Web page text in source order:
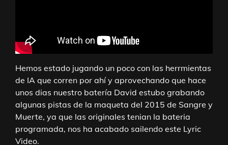
Hemos estado jugando un poco con las herrmientas
de IA que corren por ahí y aprovechando que hace
unos dias nuestro batería David estubo grabando
algunas pistas de la maqueta del 2015 de Sangre y
Muerte, ya que las originales tenian la bateria
programada, nos ha acabado sailendo este Lyric
Video.